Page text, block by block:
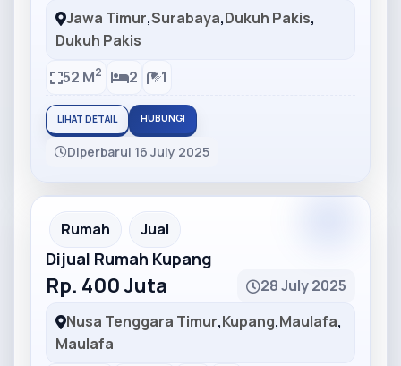
Jawa Timur,Surabaya,Dukuh Pakis,
Dukuh Pakis
52 M2 2 1
LIHAT DETAIL HUBUNGI
Diperbarui 16 July 2025
Partner Ad
Rumah Jual
Dijual Rumah Kupang
Rp. 400 Juta
28 July 2025
Nusa Tenggara Timur,Kupang,Maulafa,
Maulafa